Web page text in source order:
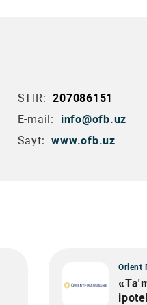
STIR: 207086151
E-mail:
info@ofb.uz
Sayt: www.ofb.uz
Orient